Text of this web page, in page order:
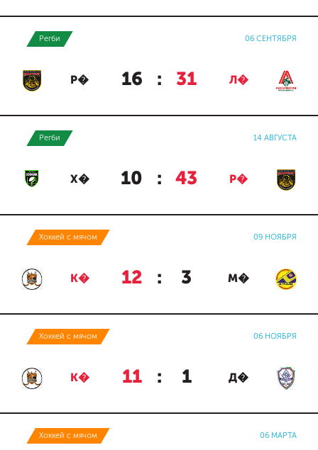
Регби 06 СЕНТЯБРЯ
Р� 16 : 31 Л�
Регби 14 АВГУСТА
Х� 10 : 43 Р�
Хоккей с мячом 09 НОЯБРЯ
К� 12 : 3 М�
Хоккей с мячом 06 НОЯБРЯ
К� 11 : 1 Д�
Хоккей с мячом 06 МАРТА